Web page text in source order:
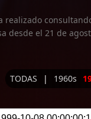
realizado
desde el 21 de
TODAS | 1960s